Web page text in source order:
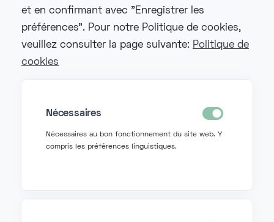
et en confirmant avec "Enregistrer les
préférences". Pour notre Politique de cookies,
veuillez consulter la page suivante: Politique de
cookies
Nécessaires
Nécessaires au bon fonctionnement du site web. Y
compris les préférences linguistiques.